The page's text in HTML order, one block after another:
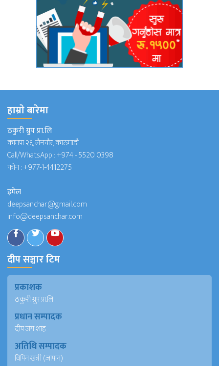
हाम्राे बारेमा
ठकुरी ग्रुप प्रा.लि
कामपा २६, लैनचौर, काठमाडौं
Call/WhatsApp :+974 - 5520 0398
फोन :+977-1-4412275
इमेल
deepsanchar@gmail.com
info@deepsanchar.com
दीप सञ्चार टिम
प्रकाशक
ठकुरी ग्रुप प्रा.लि
प्रधान सम्पादक
दीप जंग शाह
अतिथि सम्पादक
विपिन खत्री (जापान)